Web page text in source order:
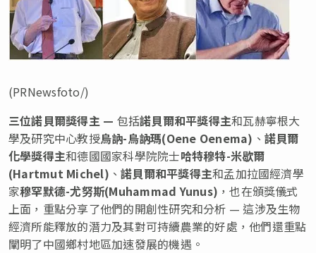
(PRNewsfoto/)
三位諾貝爾獎得主 — 包括諾貝爾和平獎得主和瓦赫寧根大
學及研究中心教授烏訥-烏訥瑪(Oene Oenema) 、 諾貝爾
化學獎得主和德國國家科學院院士哈特穆特-米歇爾
(Hartmut Michel) 、諾貝爾和平獎得主和孟加拉國經濟學
家穆罕默德-尤努斯(Muhammad Yunus) ，也在頒獎儀式
上面，重點分享了他們的開創性研究和分析 — 這涉及生物
經濟所能釋放的潛力及其對可持續農業的好處，他們還重點
闡明了中國鄉村地區加速發展的機遇。